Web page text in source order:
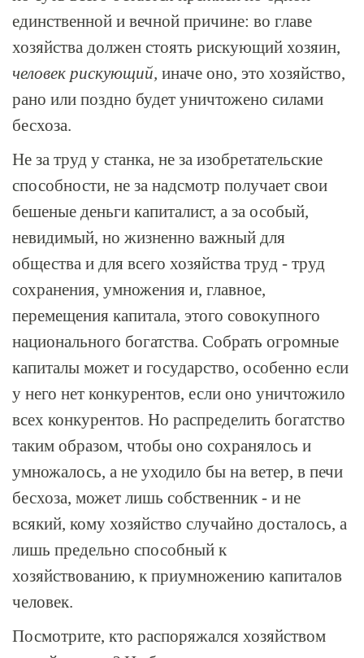
единственной и вечной причине: во главе
хозяйства должен стоять рискующий хозяин,
человек рискующий, иначе оно, это хозяйство,
рано или поздно будет уничтожено силами
бесхоза.
Не за труд у станка, не за изобретательские
способности, не за надсмотр получает свои
бешеные деньги капиталист, а за особый,
невидимый, но жизненно важный для
общества и для всего хозяйства труд - труд
сохранения, умножения и, главное,
перемещения капитала, этого совокупного
национального богатства. Собрать огромные
капиталы может и государство, особенно если
у него нет конкурентов, если оно уничтожило
всех конкурентов. Но распределить богатство
таким образом, чтобы оно сохранялось и
умножалось, а не уходило бы на ветер, в печи
бесхоза, может лишь собственник - и не
всякий, кому хозяйство случайно досталось, а
лишь предельно способный к
хозяйствованию, к приумножению капиталов
человек.
Посмотрите, кто распоряжался хозяйством